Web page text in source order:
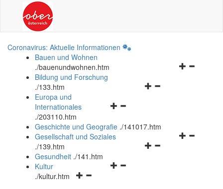
Coronavirus: Aktuelle Informationen
Bauen und Wohnen
./bauenundwohnen.htm
Navigationsmenü
Bildung und Forschung
./133.htm
Navigationsmenü
und
schließen
Europa und
Internationales
./203110.htm
Geschichte und Geografie ./141017.htm
Navigationsmenü
Gesellschaft und Soziales
./139.htm
Navigationsmenü
Gesundheit ./141.htm
Navigationsmenü
Kultur
./kultur.htm